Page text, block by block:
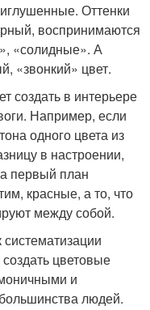
Оттенки
воспринимаются
«солидные». А
«звонкий» цвет.
создать в интерьере
Например, если
одного цвета из
в настроении,
первый план
красные, а то, что
между собой.
цветовые
и
людей.